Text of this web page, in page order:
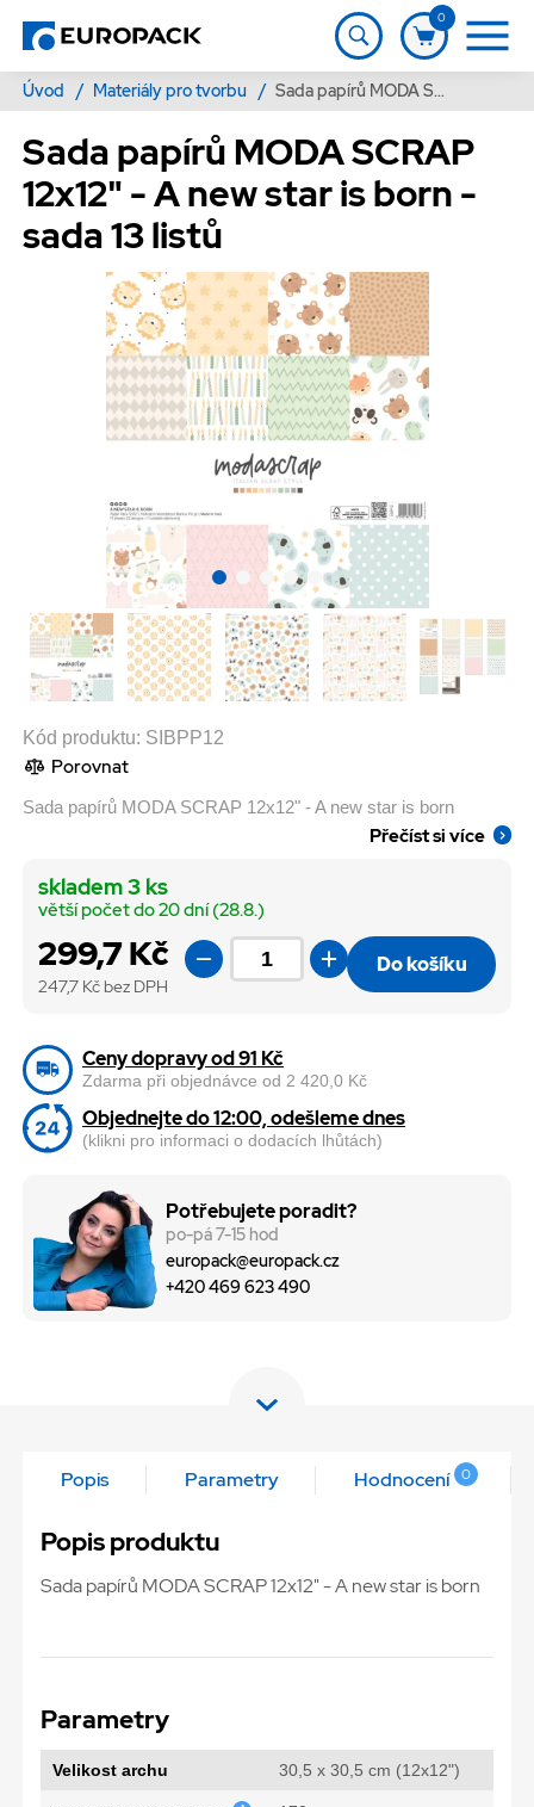
0
Úvod / Materiály pro tvorbu / Sada papírů MODA SCRAP 12x12" - A new star is born - sada 13 listů
Sada papírů MODA SCRAP
12x12" - A new star is born -
sada 13 listů
Kód produktu: SIBPP12
Porovnat
Sada papírů MODA SCRAP 12x12" - A new star is born
Přečíst si více
299,7 Kč
247,7 Kč bez DPH
skladem 3 ks
větší počet do 20 dní (28.8.)
Do košíku
Ceny dopravy od 91 Kč
Zdarma při objednávce od 2 420,0 Kč
Objednejte do 12:00, odešleme dnes
(klikni pro informaci o dodacích lhůtách)
Potřebujete poradit?
po-pá 7-15 hod
europack@europack.cz
+420 469 623 490
Popis Parametry Hodnocení 0
Popis produktu
Sada papírů MODA SCRAP 12x12" - A new star is born
Parametry
Velikost archu 30,5 x 30,5 cm (12x12")